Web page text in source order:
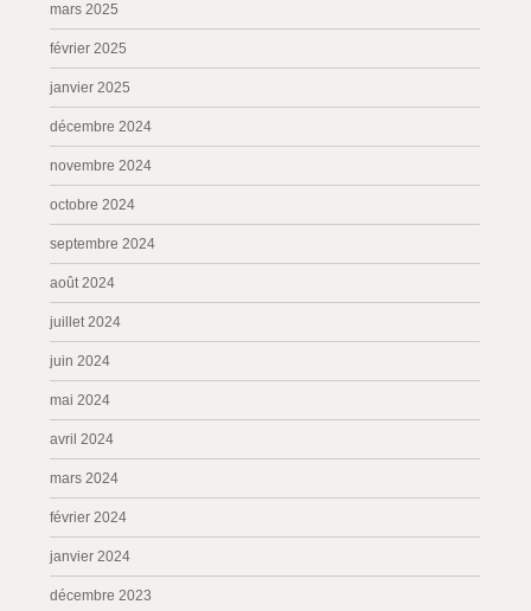
mars 2025
février 2025
janvier 2025
décembre 2024
novembre 2024
octobre 2024
septembre 2024
août 2024
juillet 2024
juin 2024
mai 2024
avril 2024
mars 2024
février 2024
janvier 2024
décembre 2023